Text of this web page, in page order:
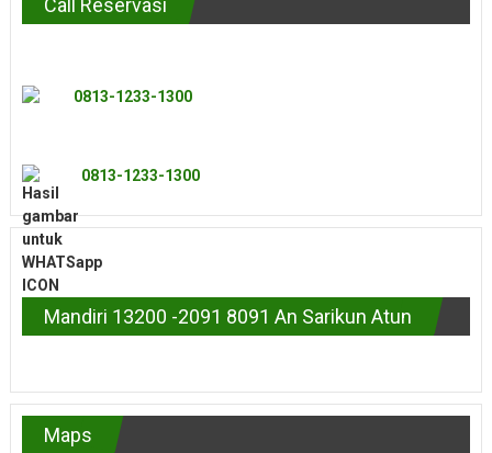
Call Reservasi
0813-1233-1300
0813-1233-1300
Mandiri 13200 -2091 8091 An Sarikun Atun
Maps